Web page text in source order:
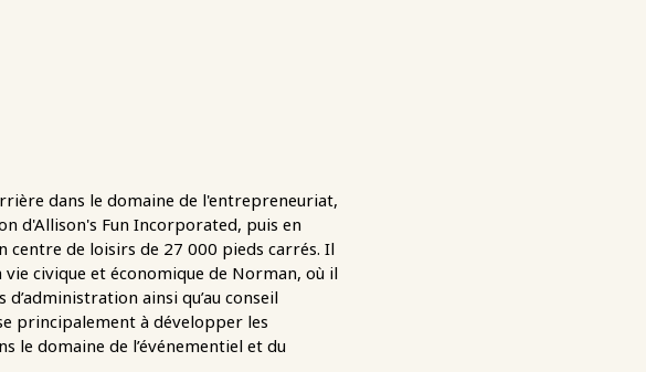
dans le domaine de l'entrepreneuriat,
d'Allison's Fun Incorporated, puis en
centre de loisirs de 27 000 pieds carrés. Il
civique et économique de Norman, où il
d’administration ainsi qu’au conseil
principalement à développer les
le domaine de l’événementiel et du